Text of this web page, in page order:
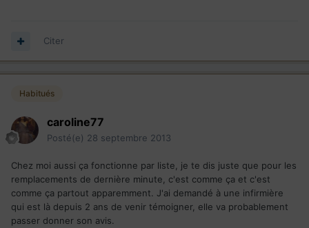
Citer
Habitués
caroline77
Posté(e) 28 septembre 2013
Chez moi aussi ça fonctionne par liste, je te dis juste que pour les
remplacements de dernière minute, c'est comme ça et c'est
comme ça partout apparemment. J'ai demandé à une infirmière
qui est là depuis 2 ans de venir témoigner, elle va probablement
passer donner son avis.